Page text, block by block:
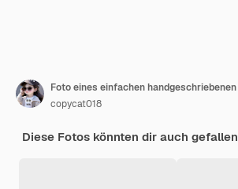
copycat018
Diese Fotos könnten dir auch gefallen